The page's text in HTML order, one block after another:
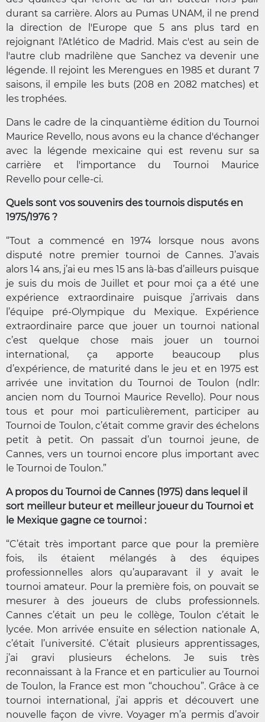
durant sa carrière. Alors au Pumas UNAM, il ne prend
la direction de l'Europe que 5 ans plus tard en
rejoignant l'Atlético de Madrid. Mais c'est au sein de
l'autre club madrilène que Sanchez va devenir une
légende. Il rejoint les Merengues en 1985 et durant 7
saisons, il empile les buts (208 en 2082 matches) et
les trophées.
Dans le cadre de la cinquantième édition du Tournoi
Maurice Revello, nous avons eu la chance d'échanger
avec la légende mexicaine qui est revenu sur sa
carrière et l'importance du Tournoi Maurice
Revello pour celle-ci.
Quels sont vos souvenirs des tournois disputés en
1975/1976 ?
“Tout a commencé en 1974 lorsque nous avons
disputé notre premier tournoi de Cannes. J’avais
alors 14 ans, j’ai eu mes 15 ans là-bas d’ailleurs puisque
je suis du mois de Juillet et pour moi ça a été une
expérience extraordinaire puisque j’arrivais dans
l’équipe pré-Olympique du Mexique. Expérience
extraordinaire parce que jouer un tournoi national
c’est quelque chose mais jouer un tournoi
international, ça apporte beaucoup plus
d’expérience, de maturité dans le jeu et en 1975 est
arrivée une invitation du Tournoi de Toulon (ndlr:
ancien nom du Tournoi Maurice Revello). Pour nous
tous et pour moi particulièrement, participer au
Tournoi de Toulon, c’était comme gravir des échelons
petit à petit. On passait d’un tournoi jeune, de
Cannes, vers un tournoi encore plus important avec
le Tournoi de Toulon.”
A propos du Tournoi de Cannes (1975) dans lequel il
sort meilleur buteur et meilleur joueur du Tournoi et
le Mexique gagne ce tournoi :
“C’était très important parce que pour la première
fois, ils étaient mélangés à des équipes
professionnelles alors qu’auparavant il y avait le
tournoi amateur. Pour la première fois, on pouvait se
mesurer à des joueurs de clubs professionnels.
Cannes c’était un peu le collège, Toulon c’était le
lycée. Mon arrivée ensuite en sélection nationale A,
c’était l’université. C’était plusieurs apprentissages,
j’ai gravi plusieurs échelons. Je suis très
reconnaissant à la France et en particulier au Tournoi
de Toulon, la France est mon “chouchou”. Grâce à ce
tournoi international, j’ai appris et découvert une
nouvelle façon de vivre. Voyager m’a permis d’avoir